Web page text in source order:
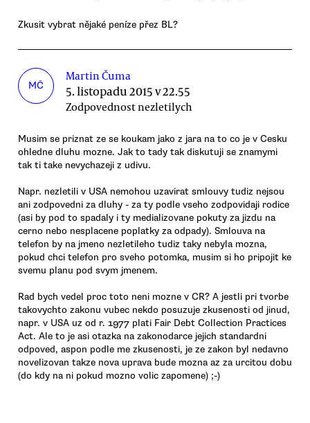
Zkusit vybrat nějaké peníze přez BL?
MČ
Martin Čuma
5. listopadu 2015 v 22.55
Zodpovednost nezletilych
Musim se priznat ze se koukam jako z jara na to co je v Cesku
ohledne dluhu mozne. Jak to tady tak diskutuji se znamymi
tak ti take nevychazeji z udivu.
Napr. nezletili v USA nemohou uzavirat smlouvy tudiz nejsou
ani zodpovedni za dluhy - za ty podle vseho zodpovidaji rodice
(asi by pod to spadaly i ty medializovane pokuty za jizdu na
cerno nebo nesplacene poplatky za odpady). Smlouva na
telefon by na jmeno nezletileho tudiz taky nebyla mozna,
pokud chci telefon pro sveho potomka, musim si ho pripojit ke
svemu planu pod svym jmenem.
Rad bych vedel proc toto neni mozne v CR? A jestli pri tvorbe
takovychto zakonu vubec nekdo posuzuje zkusenosti od jinud,
napr. v USA uz od r. 1977 plati Fair Debt Collection Practices
Act. Ale to je asi otazka na zakonodarce jejich standardni
odpoved, aspon podle me zkusenosti, je ze zakon byl nedavno
novelizovan takze nova uprava bude mozna az za urcitou dobu
(do kdy na ni pokud mozno volic zapomene) ;-)